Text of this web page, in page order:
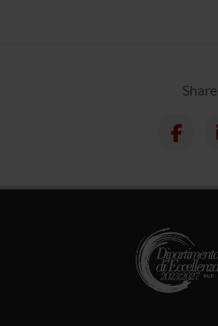
Share